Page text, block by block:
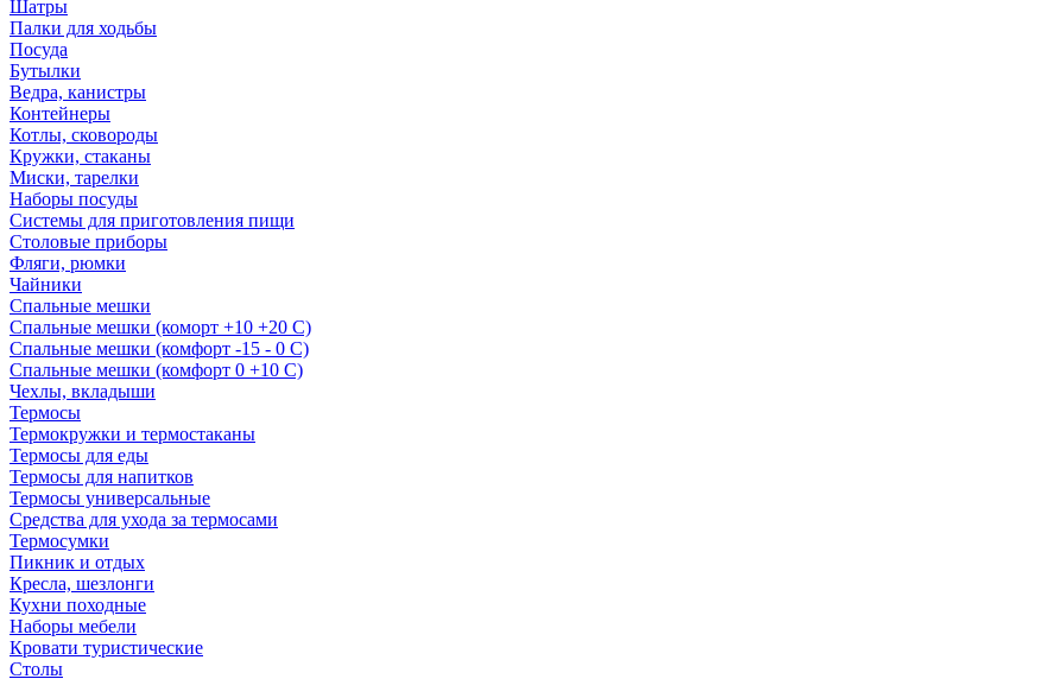
Шатры
Палки для ходьбы
Посуда
Бутылки
Ведра, канистры
Контейнеры
Котлы, сковороды
Кружки, стаканы
Миски, тарелки
Наборы посуды
Системы для приготовления пищи
Столовые приборы
Фляги, рюмки
Чайники
Спальные мешки
Спальные мешки (коморт +10 +20 С)
Спальные мешки (комфорт -15 - 0 С)
Спальные мешки (комфорт 0 +10 С)
Чехлы, вкладыши
Термосы
Термокружки и термостаканы
Термосы для еды
Термосы для напитков
Термосы универсальные
Средства для ухода за термосами
Термосумки
Пикник и отдых
Кресла, шезлонги
Кухни походные
Наборы мебели
Кровати туристические
Столы